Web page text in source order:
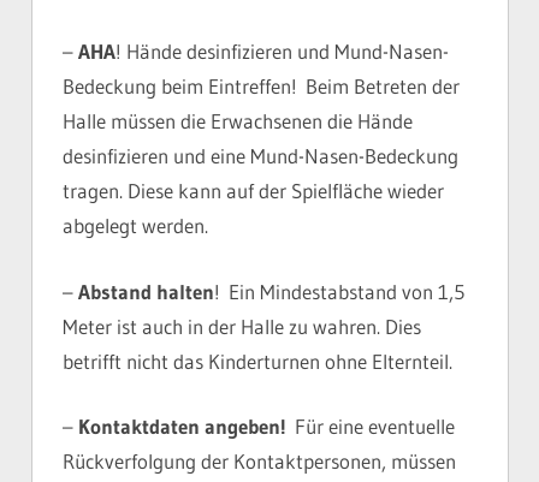
–AHA! Hände desinfizieren und Mund-Nasen-
Bedeckung beim Eintreffen! Beim Betreten der
Halle müssen die Erwachsenen die Hände
desinfizieren und eine Mund-Nasen-Bedeckung
tragen. Diese kann auf der Spielfläche wieder
abgelegt werden.
–Abstand halten! Ein Mindestabstand von 1,5
Meter ist auch in der Halle zu wahren. Dies
betrifft nicht das Kinderturnen ohne Elternteil.
– Kontaktdaten angeben! Für eine eventuelle
Rückverfolgung der Kontaktpersonen, müssen